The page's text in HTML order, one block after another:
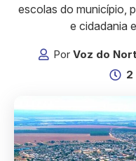
escolas do município,
e cidadania
Por Voz do
2